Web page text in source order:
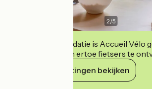
2/5
Deze accommodatie is Accueil Vélo
en verbindt zich ertoe fietsers te
Haar verplichtingen bekijken